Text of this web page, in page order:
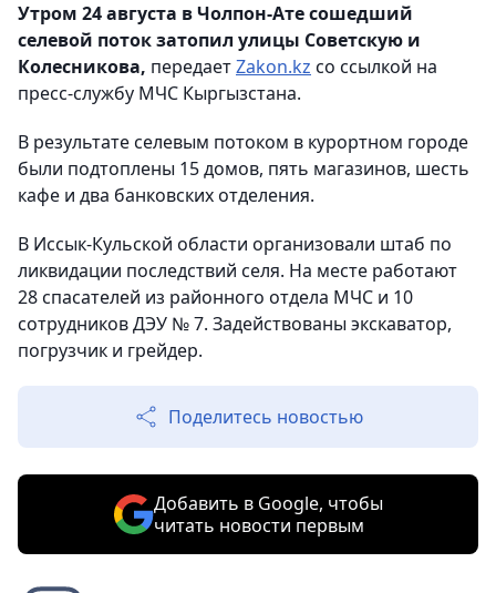
Утром 24 августа в Чолпон-Ате сошедший
селевой поток затопил улицы Советскую и
Колесникова, передаетZakon.kz со ссылкой на
пресс-службу МЧС Кыргызстана.
В результате селевым потоком в курортном городе
были подтоплены 15 домов, пять магазинов, шесть
кафе и два банковских отделения.
В Иссык-Кульской области организовали штаб по
ликвидации последствий селя. На месте работают
28 спасателей из районного отдела МЧС и 10
сотрудников ДЭУ № 7. Задействованы экскаватор,
погрузчик и грейдер.
Поделитесь новостью
Добавить в Google, чтобы
читать новости первым